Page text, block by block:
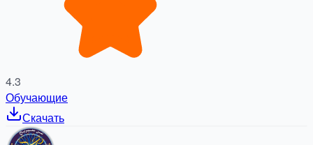
4.3
Обучающие
Скачать